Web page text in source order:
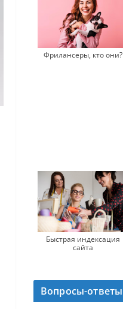
Фрилансеры, кто они?
Быстрая индексация
сайта
Вопросы-ответы